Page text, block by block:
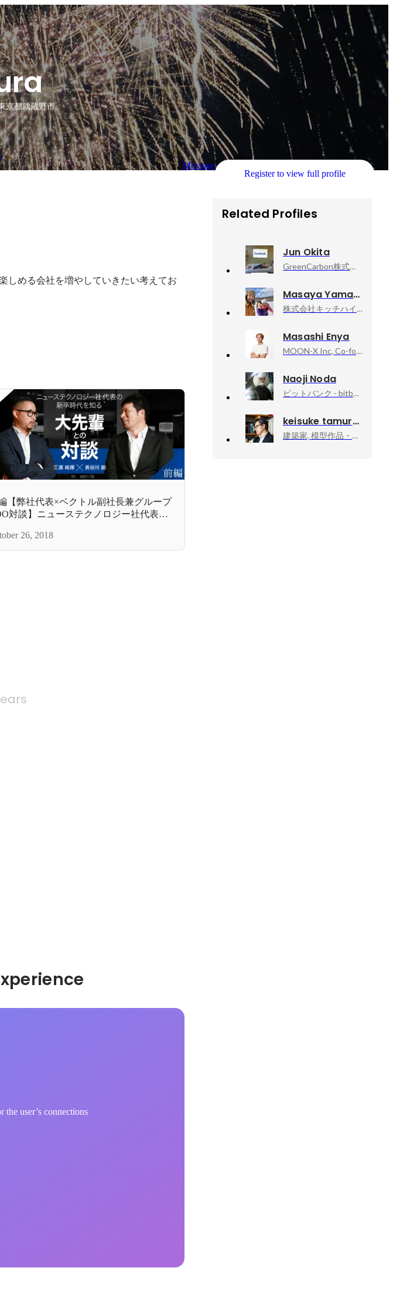
京都武蔵野市
Message
Register to view full profile
しめる会社を増やしていきたい考えてお
【弊社代表×ベクトル副社長兼グループ
対談】ニューステクノロジー社代表の
26, 2018
user’s connections
Related Profiles
Jun Okita
GreenCarbon株式会社, GreenCarbon株式会社
Masaya Yamamoto
株式会社キッチハイク, 代表取締役CEO / Founder
Masashi Enya
MOON-X Inc, Co-founder / Director
Naoji Noda
ビットバンク - bitbank,Inc, CTO
keisuke tamura
建築家, 模型作品・執筆活動